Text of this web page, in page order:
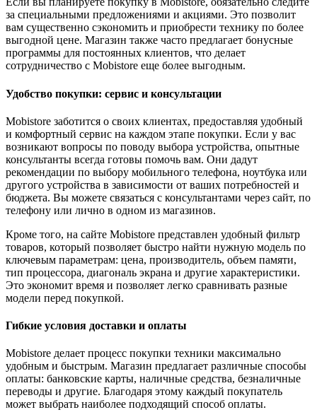
за специальными предложениями и акциями. Это позволит
вам существенно сэкономить и приобрести технику по более
выгодной цене. Магазин также часто предлагает бонусные
программы для постоянных клиентов, что делает
сотрудничество с Mobistore еще более выгодным.
Удобство покупки: сервис и консультации
Mobistore заботится о своих клиентах, предоставляя удобный
и комфортный сервис на каждом этапе покупки. Если у вас
возникают вопросы по поводу выбора устройства, опытные
консультанты всегда готовы помочь вам. Они дадут
рекомендации по выбору мобильного телефона, ноутбука или
другого устройства в зависимости от ваших потребностей и
бюджета. Вы можете связаться с консультантами через сайт, по
телефону или лично в одном из магазинов.
Кроме того, на сайте Mobistore представлен удобный фильтр
товаров, который позволяет быстро найти нужную модель по
ключевым параметрам: цена, производитель, объем памяти,
тип процессора, диагональ экрана и другие характеристики.
Это экономит время и позволяет легко сравнивать разные
модели перед покупкой.
Гибкие условия доставки и оплаты
Mobistore делает процесс покупки техники максимально
удобным и быстрым. Магазин предлагает различные способы
оплаты: банковские карты, наличные средства, безналичные
переводы и другие. Благодаря этому каждый покупатель
может выбрать наиболее подходящий способ оплаты.